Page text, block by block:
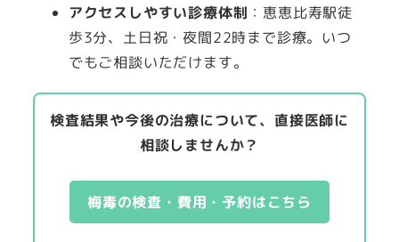
アクセスしやすい診療体制 ：恵恵比寿駅徒
歩3分、土日祝・夜間22時まで診療。いつ
でもご相談いただけます。
検査結果や今後の治療について、直接医師に
相談しませんか？
梅毒の検査・費用・予約はこちら